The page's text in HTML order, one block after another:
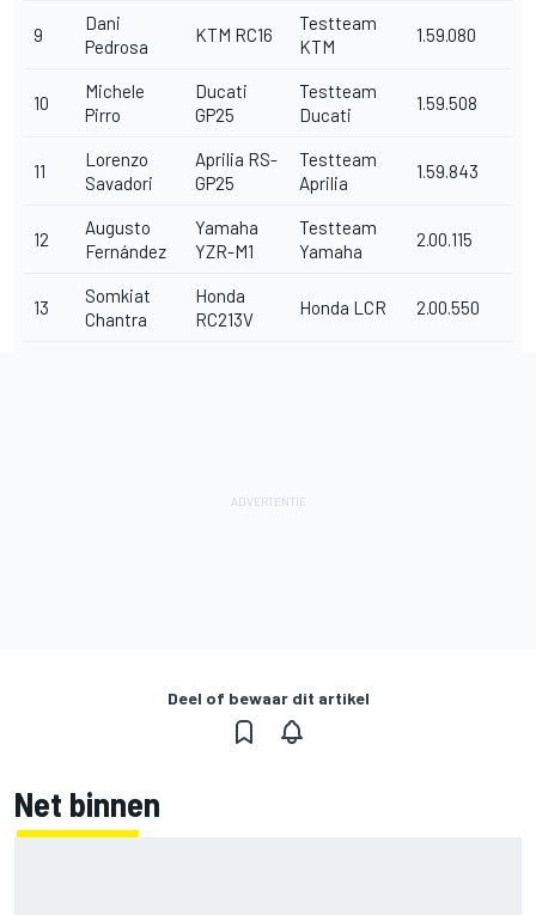
9
Dani
Pedrosa
KTM RC16
Testteam
KTM
1.59.080
10
Michele
Pirro
Ducati
GP25
Testteam
Ducati
1.59.508
11
Lorenzo
Savadori
Aprilia RS-
GP25
Testteam
Aprilia
1.59.843
12
Augusto
Fernández
Yamaha
YZR-M1
Testteam
Yamaha
2.00.115
13
Somkiat
Chantra
Honda
RC213V
Honda LCR 2.00.550
Deel of bewaar dit artikel
Net binnen